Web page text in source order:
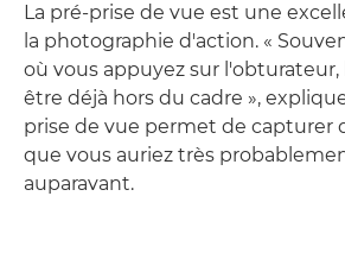
La pré-prise de vue est une
la photographie d'action. «
où vous appuyez sur
être déjà hors du cadre »,
prise de vue permet de capturer
que vous auriez très
auparavant.